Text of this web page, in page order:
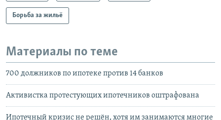
Борьба за жильё
Материалы по теме
700 должников по ипотеке против 14 банков
Активистка протестующих ипотечников оштрафована
Ипотечный кризис не решён, хотя им занимаются многие